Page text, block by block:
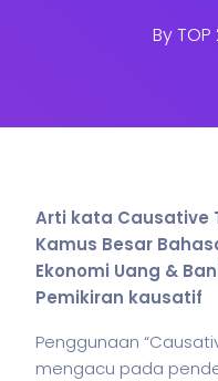
ByTOP
Arti kata Causative
Kamus Besar
Ekonomi Uang &
Pemikiran kausatif
Penggunaan
mengacu pada